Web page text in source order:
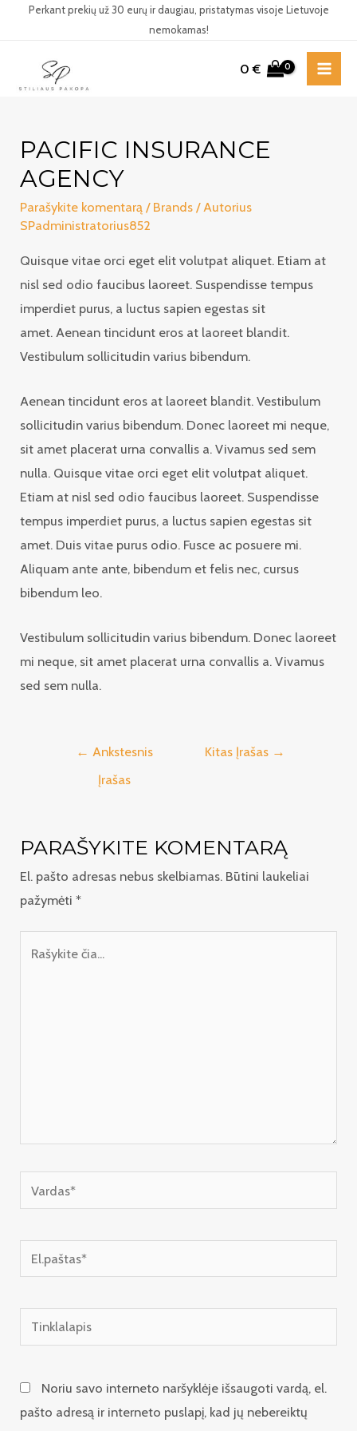
PereitiPerkant prekių už 30 eurų ir daugiau, pristatymas visoje Lietuvoje
nemokamas!
0 €
PACIFIC INSURANCE
AGENCY
Parašykite komentarą / Brands / Autorius
SPadministratorius852
Quisque vitae orci eget elit volutpat aliquet. Etiam at
nisl sed odio faucibus laoreet. Suspendisse tempus
imperdiet purus, a luctus sapien egestas sit
amet. Aenean tincidunt eros at laoreet blandit.
Vestibulum sollicitudin varius bibendum.
Aenean tincidunt eros at laoreet blandit. Vestibulum
sollicitudin varius bibendum. Donec laoreet mi neque,
sit amet placerat urna convallis a. Vivamus sed sem
nulla. Quisque vitae orci eget elit volutpat aliquet.
Etiam at nisl sed odio faucibus laoreet. Suspendisse
tempus imperdiet purus, a luctus sapien egestas sit
amet. Duis vitae purus odio. Fusce ac posuere mi.
Aliquam ante ante, bibendum et felis nec, cursus
bibendum leo.
Vestibulum sollicitudin varius bibendum. Donec laoreet
mi neque, sit amet placerat urna convallis a. Vivamus
sed sem nulla.
Navigacija
← Ankstesnis
Įrašas
Kitas Įrašas →
PARAŠYKITE KOMENTARĄ
El. pašto adresas nebus skelbiamas. Būtini laukeliai
pažymėti*
Vardas*
El.paštas*
Tinklalapis
Noriu savo interneto naršyklėje išsaugoti vardą, el.
pašto adresą ir interneto puslapį, kad jų nebereiktų